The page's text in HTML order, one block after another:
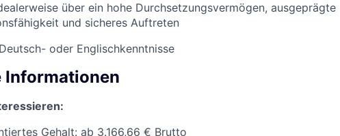
über ein hohe Durchsetzungsvermögen, ausgeprägte
und sicheres Auftreten
oder Englischkenntnisse
Informationen
Gehalt: ab 3.166,66 € Brutto